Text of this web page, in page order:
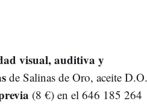
visual, auditiva y
de Salinas de Oro, aceite D.O.
(8 €) en el 646 185 264